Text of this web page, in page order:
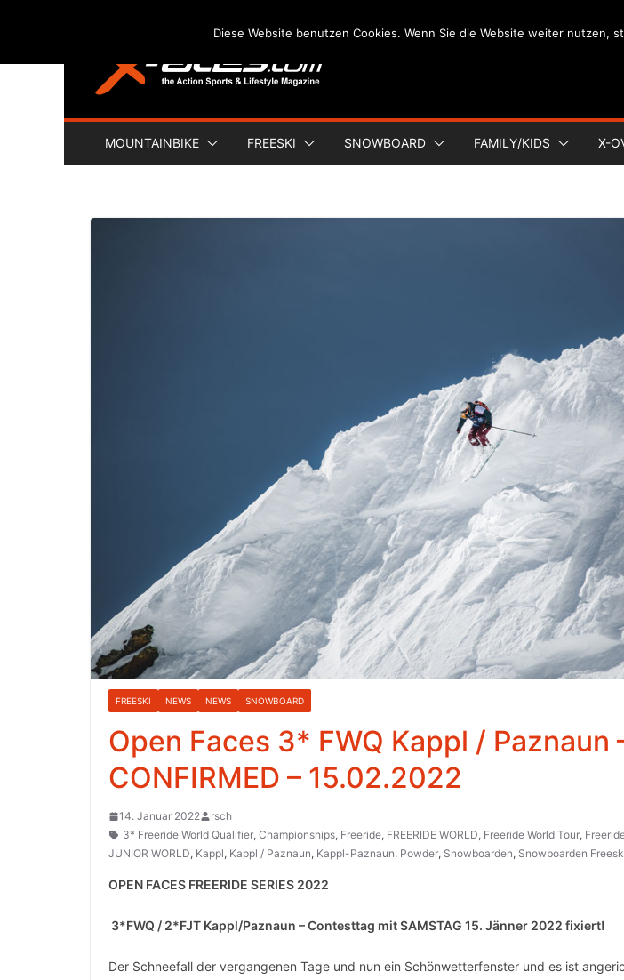
content
MOUNTAINBIKE FREESKI SNOWBOARD FAMILY/KIDS X-
FREESKI NEWS NEWS SNOWBOARD
Open Faces 3* FWQ Kappl / Paznaun
CONFIRMED – 15.02.2022
14. Januar 2022
rsch
3* Freeride World Qualifier, Championships, Freeride, FREERIDE WORLD, Freeride World Tour,
JUNIOR WORLD, Kappl, Kappl / Paznaun, Kappl-Paznaun, Powder, Snowboarden, Snowboarden
OPEN FACES FREERIDE SERIES 2022
3*FWQ / 2*FJT Kappl/Paznaun – Contesttag mit SAMSTAG 15. Jänner 2022 fixiert!
Der Schneefall der vergangenen Tage und nun ein Schönwetterfenster und es ist
Diese Website benutzen Cookies. Wenn Sie die Website weiter nutzen,